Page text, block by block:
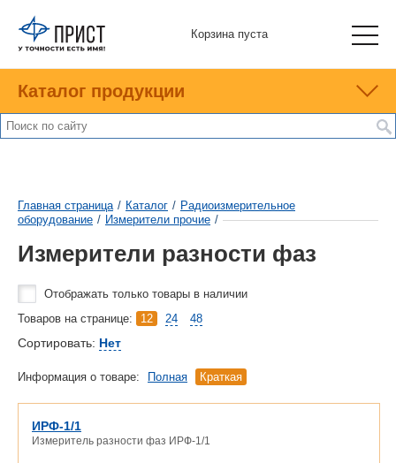
Корзина пуста
Каталог продукции
Главная страница / Каталог / Радиоизмерительное
оборудование / Измерители прочие /
Измерители разности фаз
Отображать только товары в наличии
Товаров на странице:
12 24 48
Сортировать: Нет
Информация о товаре: Полная Краткая
ИРФ-1/1
Измеритель разности фаз ИРФ-1/1